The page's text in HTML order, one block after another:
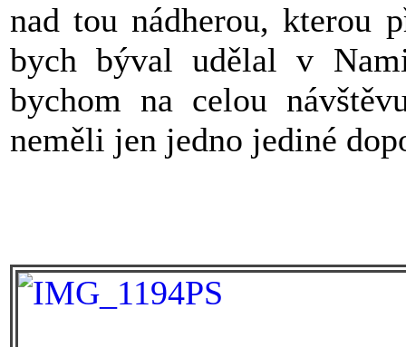
nad tou nádherou, kterou
bych býval udělal v
bychom na celou
neměli jen jedno jediné